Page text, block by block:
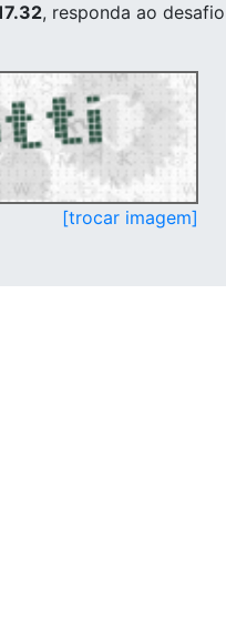
, responda ao
[trocar imagem]